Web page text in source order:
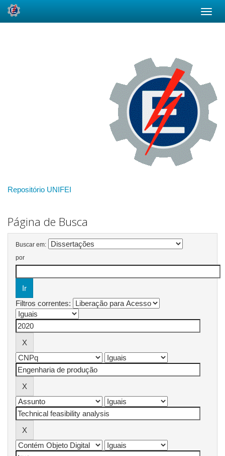
Repositório UNIFEI
Página de Busca
Buscar em:
por
Filtros correntes: